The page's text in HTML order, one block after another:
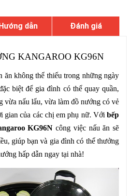
dẫn Đánh giá
KANGAROO KG96N
ăn không thể thiếu trong những ngày
biệt để gia đình có thể quay quần,
vừa nấu lẩu, vừa làm đồ nướng có vẻ
gian của các chị em phụ nữ. Với bếp
KG96Ncông việc nấu ăn sẽ
giúp bạn và gia đình có thể thưởng
hấp dẫn ngay tại nhà!